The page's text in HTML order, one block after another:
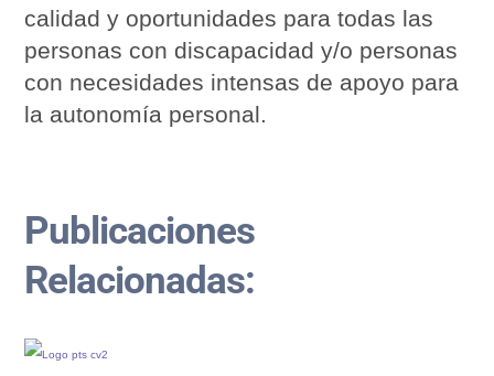
calidad y oportunidades para todas las
personas con discapacidad y/o personas
con necesidades intensas de apoyo para
la autonomía personal.
Publicaciones
Relacionadas: